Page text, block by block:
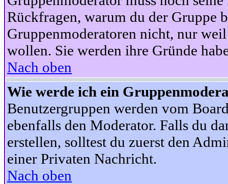
Rückfragen, warum du der Gruppe
Gruppenmoderatoren nicht, nur
wollen. Sie werden ihre Gründe
Nach oben
Wie werde ich ein
Benutzergruppen werden vom
ebenfalls den Moderator. Falls du
erstellen, solltest du zuerst den
einer Privaten Nachricht.
Nach oben